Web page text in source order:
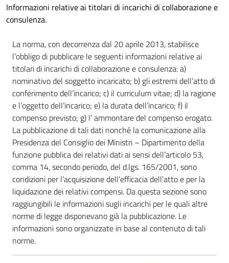
Informazioni relative ai titolari di incarichi di collaborazione e
consulenza.
La norma, con decorrenza dal 20 aprile 2013, stabilisce
l’obbligo di pubblicare le seguenti informazioni relative ai
titolari di incarichi di collaborazione e consulenza: a)
nominativo del soggetto incaricato; b) gli estremi dell’atto di
conferimento dell’incarico; c) il curriculum vitae; d) la ragione
e l’oggetto dell’incarico; e) la durata dell’incarico; f) il
compenso previsto; g) l’ ammontare del compenso erogato.
La pubblicazione di tali dati nonché la comunicazione alla
Presidenza del Consiglio dei Ministri – Dipartimento della
funzione pubblica dei relativi dati ai sensi dell’articolo 53,
comma 14, secondo periodo, del d.lgs. 165/2001, sono
condizioni per l’acquisizione dell’efficacia dell’atto e per la
liquidazione dei relativi compensi. Da questa sezione sono
raggiungibili le informazioni sugli incarichi per le quali altre
norme di legge disponevano già la pubblicazione. Le
informazioni sono organizzate in base al contenuto di tali
norme.